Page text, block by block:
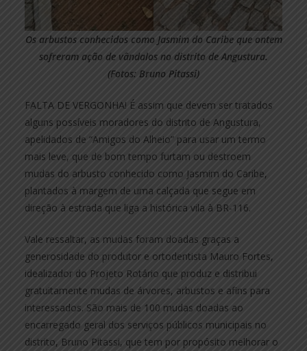
Os arbustos conhecidos como Jasmim do Caribe que ontem
sofreram ação de vândalos no distrito de Angustura.
(Fotos: Bruno Pitassi)
FALTA DE VERGONHA! É assim que devem ser tratados
alguns possíveis moradores do distrito de Angustura,
apelidados de “Amigos do Alheio” para usar um termo
mais leve, que de bom tempo furtam ou destroem
mudas do arbusto conhecido como Jasmim do Caribe,
plantados à margem de uma calçada que segue em
direção à estrada que liga a histórica vila à BR-116.
Vale ressaltar, as mudas foram doadas graças a
generosidade do produtor e ortodentista Mauro Fortes,
idealizador do Projeto Rotário que produz e distribui
gratuitamente mudas de árvores, arbustos e afins para
interessados. São mais de 100 mudas doadas ao
encarregado geral dos serviços públicos municipais no
distrito, Bruno Pitassi, que tem por propósito melhorar o